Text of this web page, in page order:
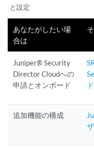
と設定
あなたがしたい場
合は
Juniper® Security
Director Cloudへの
申請とオンボード
追加機能の構成